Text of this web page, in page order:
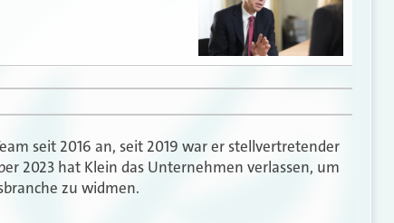
seit 2016 an, seit 2019 war er stellvertretender
2023 hat Klein das Unternehmen verlassen, um
zu widmen.